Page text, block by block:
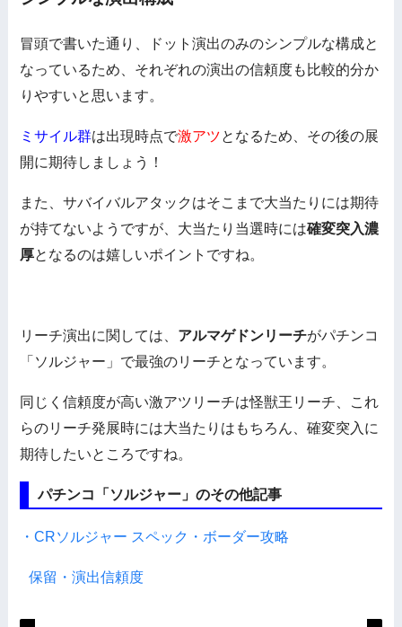
冒頭で書いた通り、ドット演出のみのシンプルな構成と
なっているため、それぞれの演出の信頼度も比較的分か
りやすいと思います。
ミサイル群は出現時点で激アツとなるため、その後の展
開に期待しましょう！
また、サバイバルアタックはそこまで大当たりには期待
が持てないようですが、大当たり当選時には確変突入濃
厚となるのは嬉しいポイントですね。
リーチ演出に関しては、 アルマゲドンリーチがパチンコ
「ソルジャー」で最強のリーチとなっています。
同じく信頼度が高い激アツリーチは怪獣王リーチ、これ
らのリーチ発展時には大当たりはもちろん、確変突入に
期待したいところですね。
パチンコ「ソルジャー」のその他記事
・CRソルジャー スペック・ボーダー攻略
保留・演出信頼度